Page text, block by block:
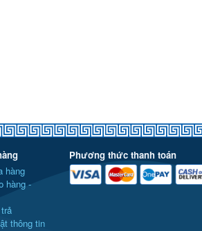
hàng
hàng -
thông tin
Phương thức thanh toán